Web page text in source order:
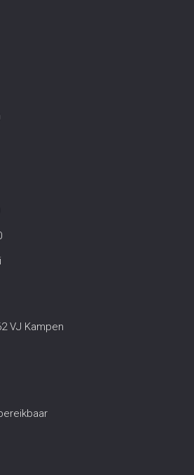
VJ Kampen